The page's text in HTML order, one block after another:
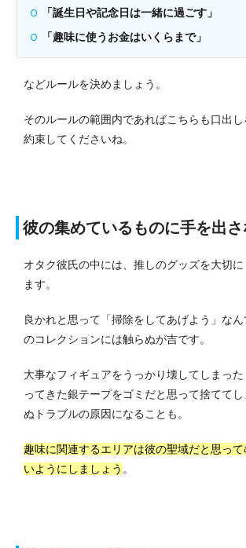
「誕生日や記念日は一緒に過ごす」
「趣味に使うお金はいくらまで」
などルールを決めましょう。
そのルールの範囲内であればこちらも口出
約束してくださいね。
彼の集めているものに手を出
オタク彼氏の中には、推しのグッズを大切
ます。
良かれと思って「掃除をしてあげよう」な
のコレクションには触らぬが吉です。
大事なフィギュアをうっかり壊してしまっ
ってきた銀テープをゴミだと思って捨てて
ぬトラブルの原因になることも。
趣味に関連するエリアは彼の聖域だと思っ
いようにしましょう 。